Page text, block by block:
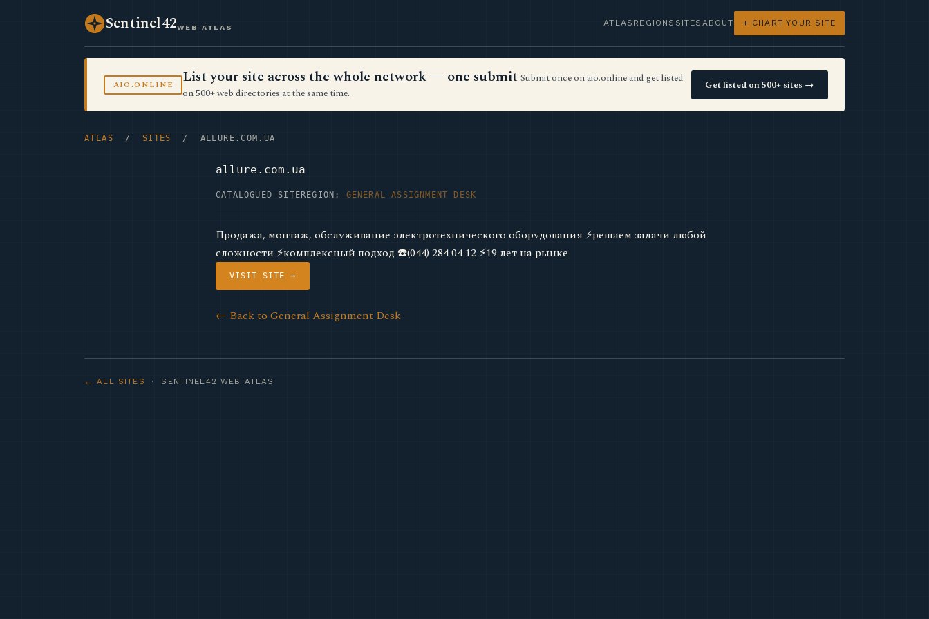
Sentinel42WEB ATLAS ATLAS REGIONS SITES ABOUT + CHART YOUR SITE
AIO.ONLINE List your site across the whole network — one submit Submit once on aio.online and get listed
on 500+ web directories at the same time.
Get listed on 500+ sites →
ATLAS / SITES / ALLURE.COM.UA
allure.com.ua
CATALOGUED SITE REGION: GENERAL ASSIGNMENT DESK
Продажа, монтаж, обслуживание электротехнического оборудования ⚡решаем задачи любой
сложности ⚡комплексный подход ☎️(044) 284 04 12 ⚡19 лет на рынке
VISIT SITE →
← Back to General Assignment Desk
← ALL SITES · SENTINEL42 WEB ATLAS